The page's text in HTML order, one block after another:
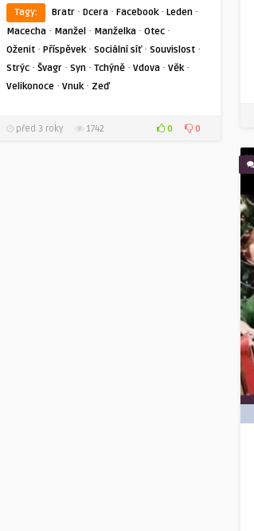
Tagy: Bratr · Dcera · Facebook· Leden ·
Macecha · Manžel · Manželka · Otec ·
Oženit · Příspěvek· Sociální síť· Souvislost ·
Strýc · Švagr · Syn · Tchýně · Vdova · Věk·
Velikonoce · Vnuk· Zeď
před 3 roky 1742 0 0